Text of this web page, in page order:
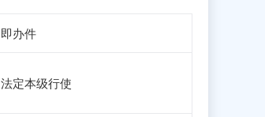
即办件
法定本级行使